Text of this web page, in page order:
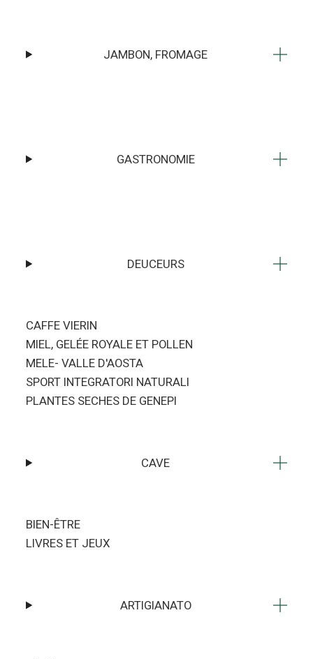
JAMBON, FROMAGE
GASTRONOMIE
DEUCEURS
CAFFE VIERIN
MIEL, GELÉE ROYALE ET POLLEN
MELE- VALLE D'AOSTA
SPORT INTEGRATORI NATURALI
PLANTES SECHES DE GENEPI
CAVE
BIEN-ÊTRE
LIVRES ET JEUX
ARTIGIANATO